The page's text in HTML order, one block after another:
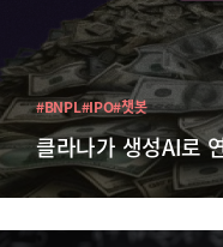
클라나가 생성AI로
#BNPL#IPO#챗봇